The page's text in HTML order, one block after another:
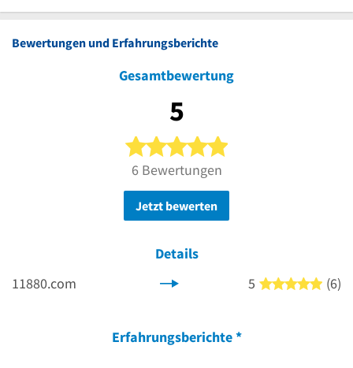
Bewertungen und Erfahrungsberichte
Gesamtbewertung
5
5 von 5 Sternen
6 Bewertungen
Jetzt bewerten
Details
11880.com
5 5 von
(6)
Erfahrungsberichte*